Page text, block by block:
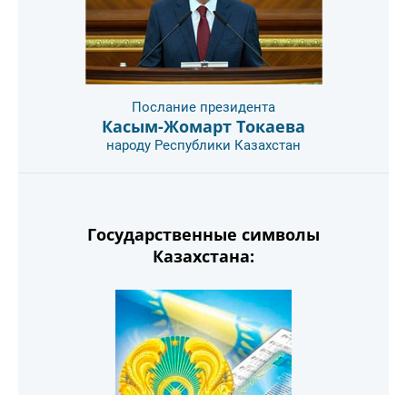
Послание президента
Касым-Жомарт Токаева
народу Республики Казахстан
Государственные символы
Казахстана: